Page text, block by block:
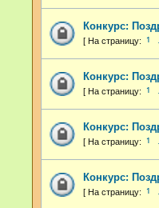
Конкурс:
1
Конкурс:
1
Конкурс:
1
Конкурс:
1